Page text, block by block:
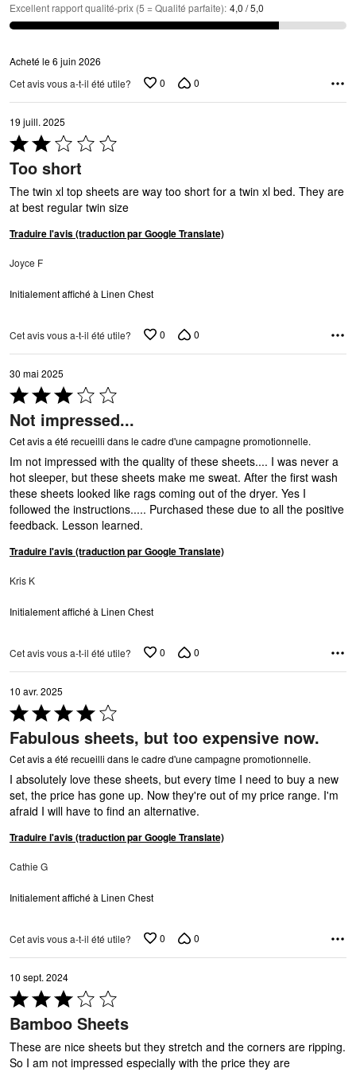
Excellent rapport qualité-prix (5 = Qualité parfaite): 4,0 / 5,0
Acheté le 6 juin 2026
Cet avis vous a-t-il été utile?
0 0
19 juill. 2025
Coté
2 sur
5
Too short
The twin xl top sheets are way too short for a twin xl bed. They are
at best regular twin size
Traduire l'avis (traduction par Google Translate)
Joyce F
Initialement affiché à Linen Chest
Cet avis vous a-t-il été utile? 0 0
30 mai 2025
Coté
3 sur
5
Not impressed...
Cet avis a été recueilli dans le cadre d'une campagne promotionnelle.
Im not impressed with the quality of these sheets.... I was never a
hot sleeper, but these sheets make me sweat. After the first wash
these sheets looked like rags coming out of the dryer. Yes I
followed the instructions..... Purchased these due to all the positive
feedback. Lesson learned.
Traduire l'avis (traduction par Google Translate)
Kris K
Initialement affiché à Linen Chest
Cet avis vous a-t-il été utile? 0 0
10 avr. 2025
Coté
4 sur
5
Fabulous sheets, but too expensive now.
Cet avis a été recueilli dans le cadre d'une campagne promotionnelle.
I absolutely love these sheets, but every time I need to buy a new
set, the price has gone up. Now they're out of my price range. I'm
afraid I will have to find an alternative.
Traduire l'avis (traduction par Google Translate)
Cathie G
Initialement affiché à Linen Chest
Cet avis vous a-t-il été utile? 0 0
10 sept. 2024
Coté
3 sur
5
Bamboo Sheets
These are nice sheets but they stretch and the corners are ripping.
So I am not impressed especially with the price they are